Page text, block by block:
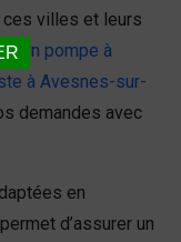
villes et leurs
en pompe à
à Avesnes-sur-
demandes avec
en
d’assurer un